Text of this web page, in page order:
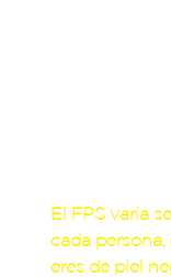
El FPS varía
cada persona,
eres de piel